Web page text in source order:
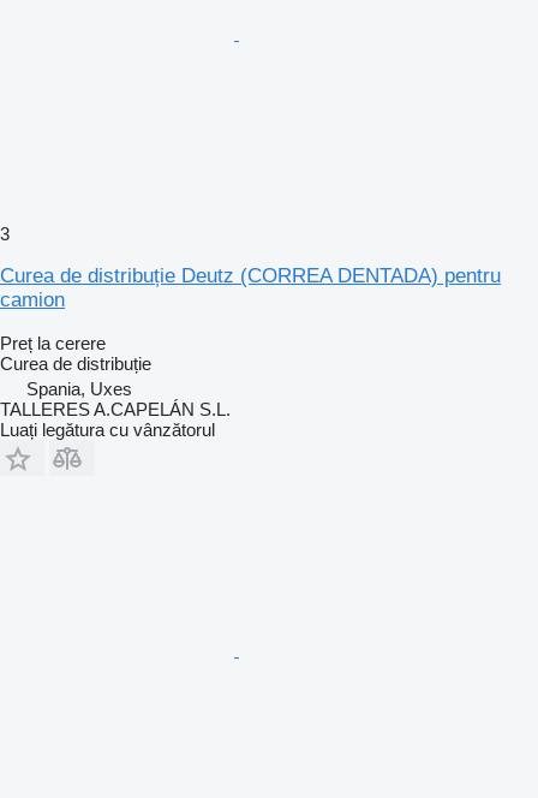
3
Curea de distribuție Deutz (CORREA DENTADA) pentru
camion
Preț la cerere
Curea de distribuție
Spania, Uxes
TALLERES A.CAPELÁN S.L.
Luați legătura cu vânzătorul